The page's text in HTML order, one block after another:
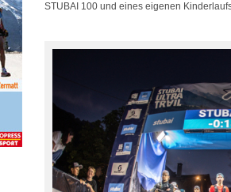
STUBAI 100 und eines eigenen